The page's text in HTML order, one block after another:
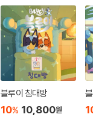
블루이 침대방
10% 10,800원